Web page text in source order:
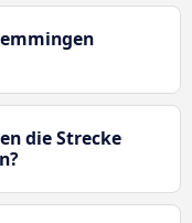
die Strecke